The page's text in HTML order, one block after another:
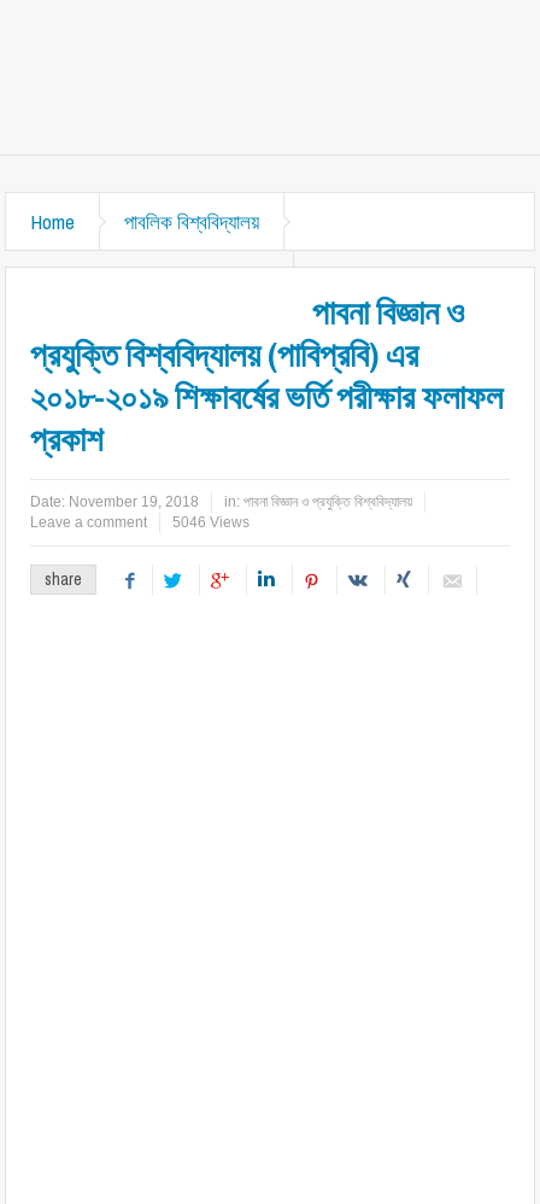
Home পাবলিক বিশ্ববিদ্যালয়
পাবনা বিজ্ঞান ও
প্রযুক্তি বিশ্ববিদ্যালয় (পাবিপ্রবি) এর
২০১৮-২০১৯ শিক্ষাবর্ষের ভর্তি পরীক্ষার ফলাফল
প্রকাশ
Date: November 19, 2018 in:পাবনা বিজ্ঞান ও প্রযুক্তি বিশ্ববিদ্যালয়
Leave a comment
5046 Views
share